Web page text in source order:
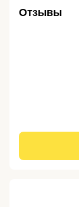
Отзывы